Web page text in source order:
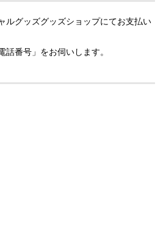
ルグッズグッズショップにてお支払い
話番号」をお伺いします。